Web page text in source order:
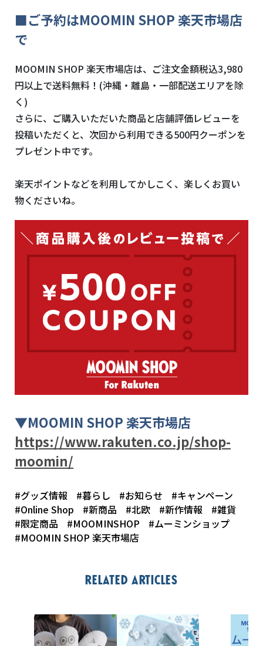
■ご予約はMOOMIN SHOP 楽天市場店
で
MOOMIN SHOP 楽天市場店は、ご注文金額税込3,980
円以上で送料無料！(沖縄・離島・一部配送エリアを除
く)
さらに、ご購入いただいた商品と店舗評価レビューを
投稿いただくと、次回から利用できる500円クーポンを
プレゼント中です。
楽天ポイントなどを利用してかしこく、楽しくお買い
物くださいね。
▼MOOMIN SHOP 楽天市場店
https://www.rakuten.co.jp/shop-
moomin/
#グッズ情報 #暮らし #お知らせ
#キャンペーン
#Online Shop
#新商品 #北欧 #新作情報
#雑貨
#限定商品
#MOOMINSHOP
#ムーミンショップ
#MOOMIN SHOP 楽天市場店
Related articles